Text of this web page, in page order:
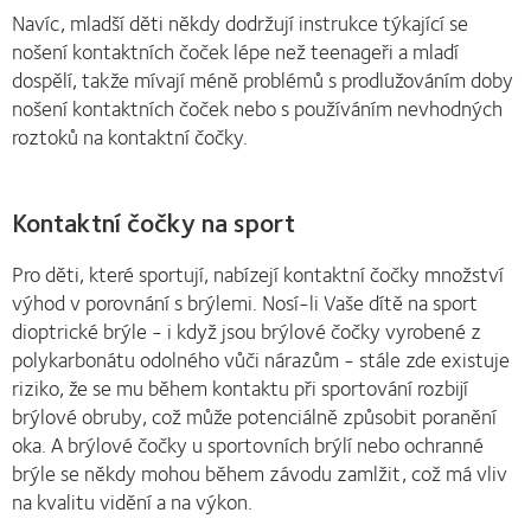
Navíc, mladší děti někdy dodržují instrukce týkající se
nošení kontaktních čoček lépe než teenageři a mladí
dospělí, takže mívají méně problémů s prodlužováním doby
nošení kontaktních čoček nebo s používáním nevhodných
roztoků na kontaktní čočky.
Kontaktní čočky na sport
Pro děti, které sportují, nabízejí kontaktní čočky množství
výhod v porovnání s brýlemi. Nosí-li Vaše dítě na sport
dioptrické brýle - i když jsou brýlové čočky vyrobené z
polykarbonátu odolného vůči nárazům - stále zde existuje
riziko, že se mu během kontaktu při sportování rozbijí
brýlové obruby, což může potenciálně způsobit poranění
oka. A brýlové čočky u sportovních brýlí nebo ochranné
brýle se někdy mohou během závodu zamlžit, což má vliv
na kvalitu vidění a na výkon.